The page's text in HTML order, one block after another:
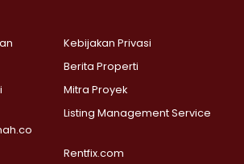
Bulus >
Selatan >
Labu >
Agung >
>
Pinang >
Kebijakan Privasi
Berita Properti
Mitra Proyek
Listing Management Service
Rentfix.com